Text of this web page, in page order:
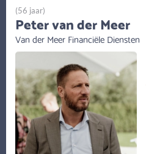
(56 jaar)
Peter van der Meer
Van der Meer Financiële Diensten